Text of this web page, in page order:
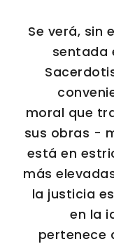
Se verá, sin
sentada
moral que
sus obras -
está en
más
la justicia
en la
pertenece